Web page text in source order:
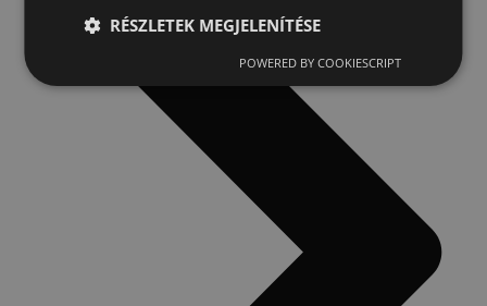
RÉSZLETEK MEGJELENÍTÉSE
POWERED BY COOKIESCRIPT